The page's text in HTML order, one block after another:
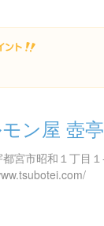
ン屋 壺亭